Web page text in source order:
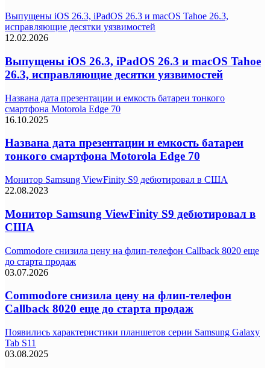
Выпущены iOS 26.3, iPadOS 26.3 и macOS Tahoe 26.3,
исправляющие десятки уязвимостей
12.02.2026
Выпущены iOS 26.3, iPadOS 26.3 и macOS Tahoe
26.3, исправляющие десятки уязвимостей
Названа дата презентации и емкость батареи тонкого
смартфона Motorola Edge 70
16.10.2025
Названа дата презентации и емкость батареи
тонкого смартфона Motorola Edge 70
Монитор Samsung ViewFinity S9 дебютировал в США
22.08.2023
Монитор Samsung ViewFinity S9 дебютировал в
США
Commodore снизила цену на флип-телефон Callback 8020 еще
до старта продаж
03.07.2026
Commodore снизила цену на флип-телефон
Callback 8020 еще до старта продаж
Появились характеристики планшетов серии Samsung Galaxy
Tab S11
03.08.2025